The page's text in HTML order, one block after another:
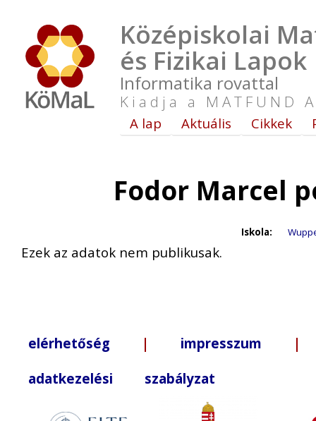
Középiskolai
és Fizikai Lapok
Informatika rovattal
Kiadja a MATFUND
A lap Aktuális Cikkek
Fodor Marcel
Iskola:
Ezek az adatok nem publikusak.
elérhetőség | impresszum |
adatkezelési szabályzat